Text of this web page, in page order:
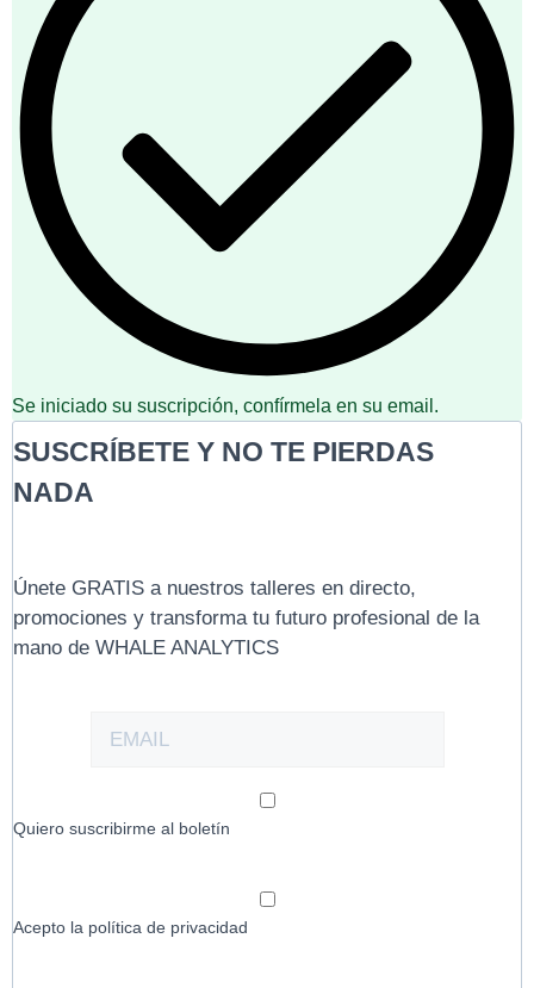
Se iniciado su suscripción, confírmela en su email.
SUSCRÍBETE Y NO TE PIERDAS
NADA
Únete GRATIS a nuestros talleres en directo,
promociones y transforma tu futuro profesional de la
mano de WHALE ANALYTICS
Quiero suscribirme al boletín
Acepto la política de privacidad